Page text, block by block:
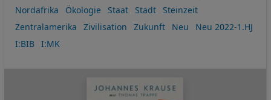
Nordafrika
Ökologie Staat Stadt
Steinzeit
Zentralamerika
Zivilisation Zukunft Neu
Neu 2022-1.HJ
I:BIB
I:MK